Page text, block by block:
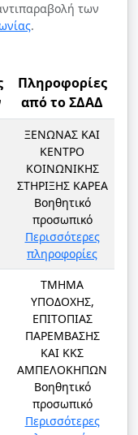
των
.
Πληροφορίες
από το ΣΔΑΔ
ΞΕΝΩΝΑΣ ΚΑΙ
ΚΕΝΤΡΟ
ΚΟΙΝΩΝΙΚΗΣ
ΣΤΗΡΙΞΗΣ ΚΑΡΕΑ
Βοηθητικό
προσωπικό
Περισσότερες
πληροφορίες
ΤΜΗΜΑ
ΥΠΟΔΟΧΗΣ,
ΕΠΙΤΟΠΙΑΣ
ΠΑΡΕΜΒΑΣΗΣ
ΚΑΙ ΚΚΣ
ΑΜΠΕΛΟΚΗΠΩΝ
Βοηθητικό
προσωπικό
Περισσότερες